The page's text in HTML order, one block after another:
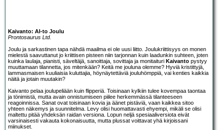
Kaivanto: AI-to Joulu
Prontosaurus Ltd.
Joulu ja sarkastinen tapa nähdä maailma ei ole uusi liitto. Joulukriittisyys on monen
mielestä saavuttanut jo kriittisen pisteen niin tarjonnan kuin laadunkin suhteen, joten
kuinka laulaja, pianisti, säveltäjä, sanoittaja, sovittaja ja monitaituri Kaivanto pystyy
muuttamaan tilannetta, jos mitenkään? Keitä me jouluna olemme? Hyviä kristittyjä,
lammasmaisen kuuliaisia kuluttajia, höynäytettäviä jouluhömppiä, vai kenties kaikkia
näitä ja jotain muutakin?
Kaivanto pelaa joulupeliään kuin flipperiä. Toisinaan kylkiin tulee kovempaa taontaa
ja tönimistä, mutta avain onnistumiseen piilee herkemmässä tilanteeseen
reagoinnissa. Sanat ovat toisinaan kovia ja äänet pistäviä, vaan kaikkea sitoo
yhteen näkemys ja suunnitelma. Levy olisi huomattavasti ehyempi, mikäli se olisi
maltettu pitää yhdeksän raidan versiona. Lopun neljä spesiaaliversiota eivät
varsinaisesti vakauta kokonaisuutta, mutta plussat voittavat yhä kirjoissani
miinukset.